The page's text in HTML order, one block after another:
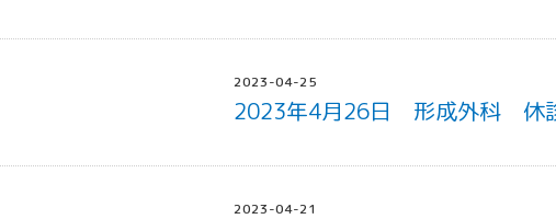
2023-04-25
2023年4月26日 形成外科 休
2023-04-21